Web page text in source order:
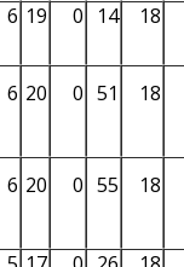
6
36
3.25
1.84
6
12
3.29
1.44
6
16
3.38
1.13